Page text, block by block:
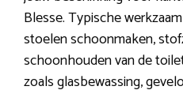
Blesse. Typische
stoelen schoonmaken,
schoonhouden van de
zoals glasbewassing,